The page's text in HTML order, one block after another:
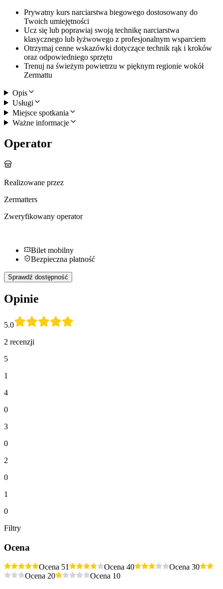
Prywatny kurs narciarstwa biegowego dostosowany do
Twoich umiejętności
Ucz się lub poprawiaj swoją technikę narciarstwa
klasycznego lub łyżwowego z profesjonalnym wsparciem
Otrzymaj cenne wskazówki dotyczące technik rąk i kroków
oraz odpowiedniego sprzętu
Trenuj na świeżym powietrzu w pięknym regionie wokół
Zermattu
Opis
Usługi
Miejsce spotkania
Ważne informacje
Operator
Realizowane przez
Zermatters
Zweryfikowany operator
Bilet mobilny
Bezpieczna płatność
Sprawdź dostępność
Opinie
5.0
2 recenzji
5
1
4
0
3
0
2
0
1
0
Filtry
Ocena
Ocena 51 Ocena 40 Ocena 30
Ocena 20 Ocena 10